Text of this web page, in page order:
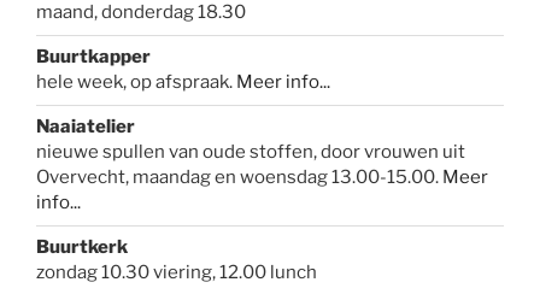
maand, donderdag 18.30
Buurtkapper
hele week, op afspraak. Meer info...
Naaiatelier
nieuwe spullen van oude stoffen, door vrouwen uit
Overvecht, maandag en woensdag 13.00-15.00. Meer
info...
Buurtkerk
zondag 10.30 viering, 12.00 lunch